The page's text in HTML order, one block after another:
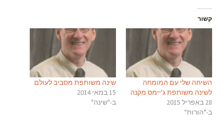
קשור
השיחה שלי עם המומחה
לשינה משותפת ג'יימס מקנה
28 באפריל 2015
ב-"הורות"
שינה משותפת מסביב לעולם
15 במאי 2014
ב-"שינה"